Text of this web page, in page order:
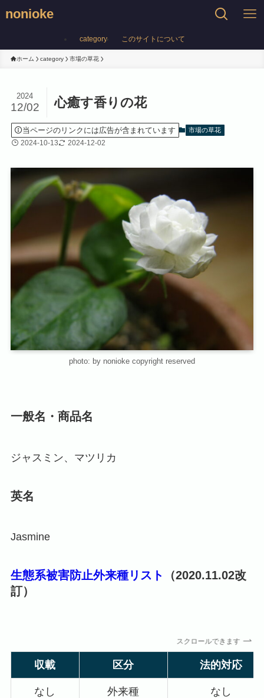
nonioke
category このサイトについて
ホーム category 市場の草花
心癒す香りの花
2024
12/02
当ページのリンクには広告が含まれています 市場の草花
2024-10-13 2024-12-02
photo: by nonioke copyright reserved
一般名・商品名
ジャスミン、マツリカ
英名
Jasmine
生態系被害防止外来種リスト
（2020.11.02改
訂）
スクロールできます
収載 区分 法的対応
なし 外来種 なし